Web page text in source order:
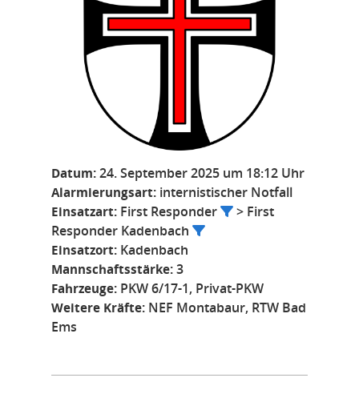
Datum:24. September 2025 um 18:12 Uhr
Alarmierungsart: internistischer Notfall
Einsatzart: First Responder
> First
Responder Kadenbach
Einsatzort: Kadenbach
Mannschaftsstärke:3
Fahrzeuge: PKW 6/17-1, Privat-PKW
Weitere Kräfte: NEF Montabaur, RTW Bad
Ems